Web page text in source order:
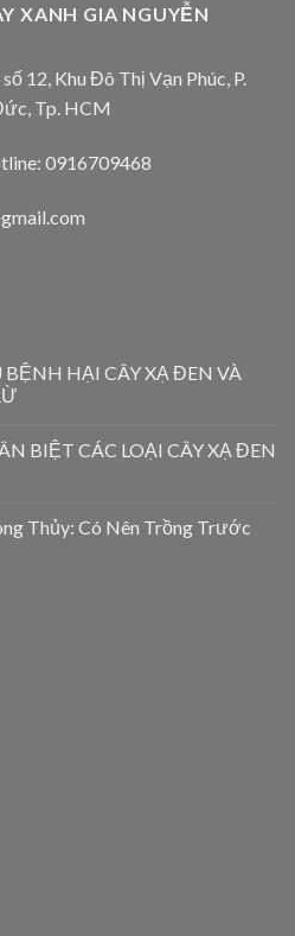
XANH GIA NGUYỄN
12, Khu Đô Thị Vạn Phúc, P.
Tp. HCM
0916709468
HẠI CÂY XẠ ĐEN VÀ
BIỆT CÁC LOẠI CÂY XẠ ĐEN
Thủy: Có Nên Trồng Trước